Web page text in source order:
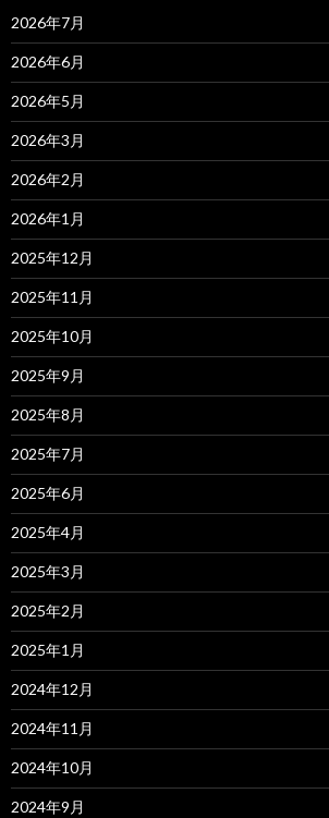
2026年7月
2026年6月
2026年5月
2026年3月
2026年2月
2026年1月
2025年12月
2025年11月
2025年10月
2025年9月
2025年8月
2025年7月
2025年6月
2025年4月
2025年3月
2025年2月
2025年1月
2024年12月
2024年11月
2024年10月
2024年9月